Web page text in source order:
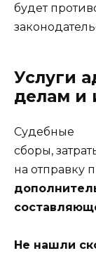
будет
Услуги
делам и
Судебные
сборы,
на отправку
Не нашли